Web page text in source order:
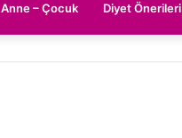
Anne – Çocuk Diyet Önerileri